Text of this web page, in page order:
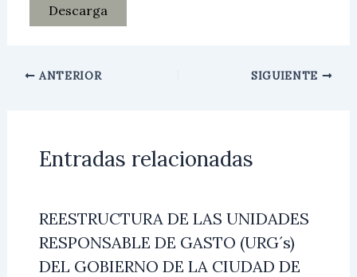
Descarga
ANTERIOR SIGUIENTE
Entradas relacionadas
REESTRUCTURA DE LAS UNIDADES
RESPONSABLE DE GASTO (URG´s)
DEL GOBIERNO DE LA CIUDAD DE